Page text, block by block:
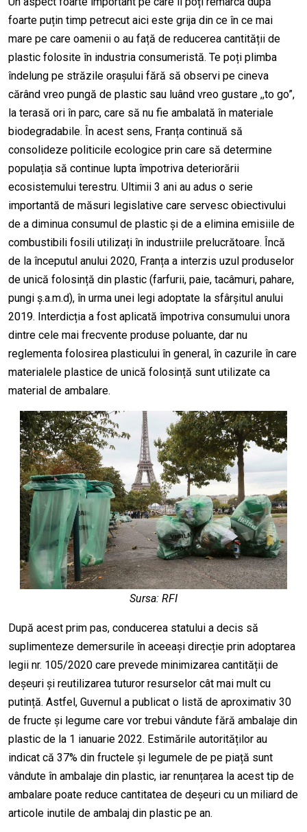
foarte puțin timp petrecut aici este grija din ce în ce mai
mare pe care oamenii o au față de reducerea cantității de
plastic folosite în industria consumeristă. Te poți plimba
îndelung pe străzile orașului fără să observi pe cineva
cărând vreo pungă de plastic sau luând vreo gustare ,,to go”,
la terasă ori în parc, care să nu fie ambalată în materiale
biodegradabile. În acest sens, Franța continuă să
consolideze politicile ecologice prin care să determine
populația să continue lupta împotriva deteriorării
ecosistemului terestru. Ultimii 3 ani au adus o serie
importantă de măsuri legislative care servesc obiectivului
de a diminua consumul de plastic și de a elimina emisiile de
combustibili fosili utilizați în industriile prelucrătoare. Încă
de la începutul anului 2020, Franța a interzis uzul produselor
de unică folosință din plastic (farfurii, paie, tacâmuri, pahare,
pungi ș.a.m.d), în urma unei legi adoptate la sfârșitul anului
2019. Interdicția a fost aplicată împotriva consumului unora
dintre cele mai frecvente produse poluante, dar nu
reglementa folosirea plasticului în general, în cazurile în care
materialele plastice de unică folosință sunt utilizate ca
material de ambalare.
Sursa: RFI
După acest prim pas, conducerea statului a decis să
suplimenteze demersurile în aceeași direcție prin adoptarea
legii nr. 105/2020 care prevede minimizarea cantității de
deșeuri și reutilizarea tuturor resurselor cât mai mult cu
putință. Astfel, Guvernul a publicat o listă de aproximativ 30
de fructe și legume care vor trebui vândute fără ambalaje din
plastic de la 1 ianuarie 2022. Estimările autorităților au
indicat că 37% din fructele și legumele de pe piață sunt
vândute în ambalaje din plastic, iar renunțarea la acest tip de
ambalare poate reduce cantitatea de deșeuri cu un miliard de
articole inutile de ambalaj din plastic pe an.